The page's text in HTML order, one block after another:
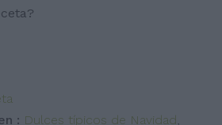
: Dulces típicos de Navidad,